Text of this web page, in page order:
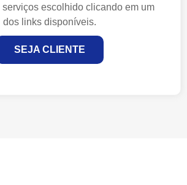
serviços escolhido clicando em um
dos links disponíveis.
SEJA CLIENTE